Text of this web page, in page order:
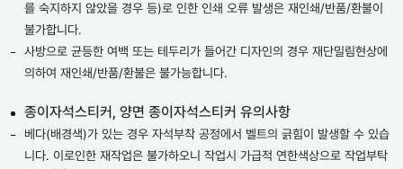
를 숙지하지 않았을 경우 등)로 인한 인쇄 오류 발생은 재인쇄/반품/환불이
불가합니다.
사방으로 균등한 여백 또는 테두리가 들어간 디자인의 경우 재단밀림현상에
의하여 재인쇄/반품/환불은 불가능합니다.
종이자석스티커, 양면 종이자석스티커 유의사항
베다(배경색)가 있는 경우 자석부착 공정에서 벨트의 긁힘이 발생할 수 있습
니다. 이로인한 재작업은 불가하오니 작업시 가급적 연한색상으로 작업부탁